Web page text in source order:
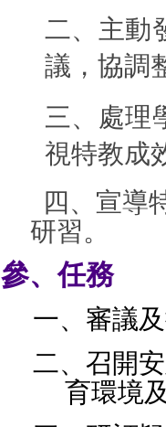
二、 主動
議，協調
三、 處理
視特教成
四、 宣導
研習。
參、任務
一、審議
二、召開
育環境